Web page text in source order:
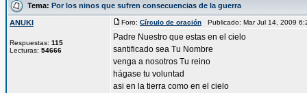
Tema: Por los ninos que sufren consecuencias de la guerra
ANUKI
Respuestas: 115
Lecturas: 54666
Foro: Círculo de oración Publicado: Mar Jul 14, 2009
Padre Nuestro que estas en el cielo
santificado sea Tu Nombre
venga a nosotros Tu reino
hágase tu voluntad
asi en la tierra como en el cielo